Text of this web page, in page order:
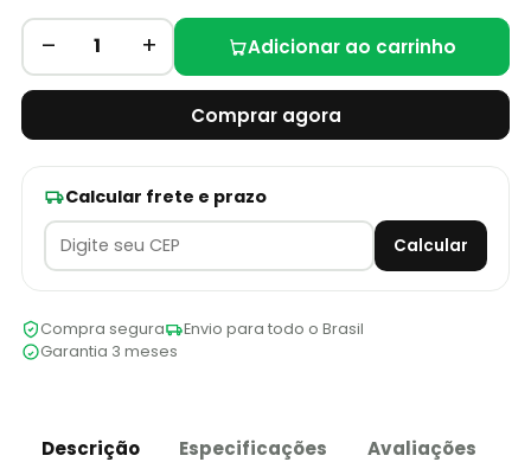
– 1 + Adicionar ao carrinho
Comprar agora
Calcular frete e prazo
Calcular
Compra segura
Envio para todo o Brasil
Garantia 3 meses
Descrição Especificações Avaliações